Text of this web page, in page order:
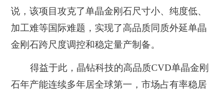
说，该项目攻克了单晶金刚石尺寸小、纯度低、
加工难等国际难题，实现了高品质同质外延单晶
金刚石跨尺度调控和稳定量产制备。
得益于此，晶钻科技的高品质CVD单晶金刚
石年产能连续多年居全球第一，市场占有率稳居